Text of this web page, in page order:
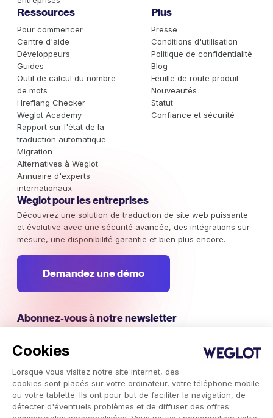
Cookies
Lorsque vous visitez notre site internet, des
cookies sont placés sur votre ordinateur, votre téléphone mobile
ou votre tablette. Ils ont pour but de faciliter la navigation, de
détecter d'éventuels problèmes et de diffuser des offres
Ressources
Pour commencer
Centre d'aide
Développeurs
Guides
Outil de calcul du nombre
de mots
Hreflang Checker
Weglot Academy
Rapport sur l'état de la
traduction automatique
Migration
Alternatives à Weglot
Annuaire d'experts
internationaux
Plus
Presse
Conditions d'utilisation
Politique de confidentialité
Blog
Feuille de route produit
Nouveautés
Statut
Confiance et sécurité
Weglot pour les entreprises
Découvrez une solution de traduction de site web puissante
et évolutive avec une sécurité avancée, des intégrations sur
mesure, une disponibilité garantie et bien plus encore.
Demandez une démo
Abonnez-vous à notre newsletter
des tendances et des informations à ne pas manquer.
S'abonner